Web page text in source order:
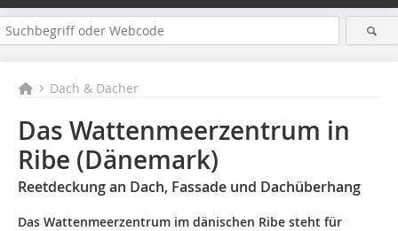
Dach & Dächer
Das Wattenmeerzentrum in
Ribe (Dänemark)
Reetdeckung an Dach, Fassade und Dachüberhang
Das Wattenmeerzentrum im dänischen Ribe steht für